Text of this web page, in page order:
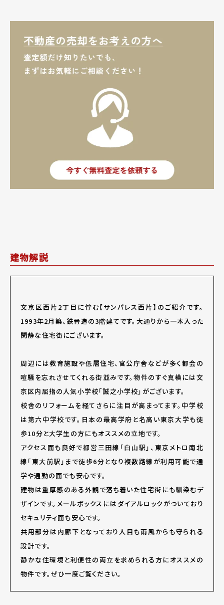
建物解説
文京区西片2丁目に佇む【サンパレス西片】のご紹介です。
1993年2月築、鉄骨造の3階建てです。大通りから一本入った
閑静な住宅街にございます。
周辺には教育施設や低層住宅、官公庁舎などが多く都会の
喧騒を忘れさせてくれる街並みです。物件のすぐ真横には文
京区内屈指の人気小学校「誠之小学校」がございます。
校舎のリフォームを経てさらに注目が高まってます。中学校
は第六中学校です。日本の最高学府と名高い東京大学も徒
歩10分と大学生の方にもオススメの立地です。
アクセス面も良好で都営三田線「白山駅」、東京メトロ南北
線「東大前駅」まで徒歩6分となり複数路線が利用可能で通
学や通勤の面でも安心です。
建物は重厚感のある外観で落ち着いた住宅街にも馴染むデ
ザインです。メールボックスにはダイアルロックがついており
セキュリティ面も安心です。
共用部分は内廊下となっており人目も雨風からも守られる
設計です。
静かな住環境と利便性の両立を求められる方にオススメの
物件です。ぜひ一度ご覧ください。